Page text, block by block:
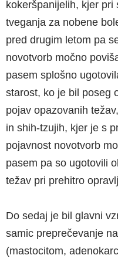
kokeršpanijelih, kjer
tveganja za nobene
pred drugim letom pa
novotvorb močno
pasem splošno
starost, ko je bil poseg
pojav opazovanih
in shih-tzujih, kjer je s
pojavnost novotvorb
pasem pa so ugotovili
težav pri prehitro
Do sedaj je bil glavni
samic preprečevanje
(mastocitom,